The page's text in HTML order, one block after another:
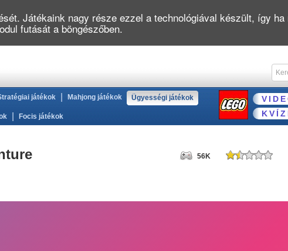
játékok Mahjong játékok Ügyességi játékok
Focis játékok
56K
Játékaink nagy része ezzel a technológiával készült, így ha
futását a böngészőben.